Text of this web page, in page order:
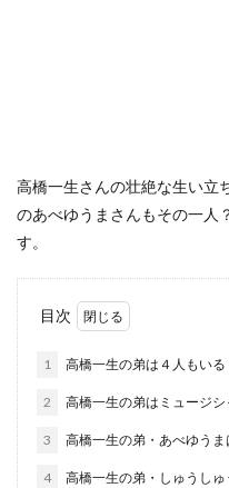
高橋一生さんの壮絶な生い立
のあべゆうまさんもその一人
す。
目次
1 高橋一生の弟は４人もいる
2 高橋一生の弟はミュージシ
3 高橋一生の弟・あべゆうま
4 高橋一生の弟・しゅうしゅ